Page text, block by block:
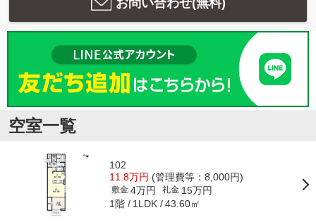
空室一覧
102
11.8万円 (管理費等：8,000円)
敷金 4万円 礼金 15万円
1階 1LDK 43.60㎡